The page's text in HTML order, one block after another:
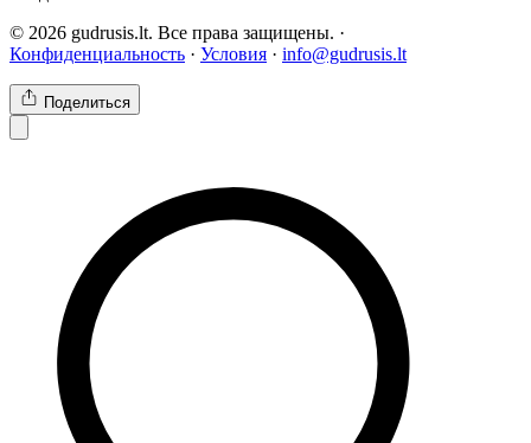
© 2026 gudrusis.lt. Все права защищены. ·
Конфиденциальность · Условия · info@gudrusis.lt
Поделиться